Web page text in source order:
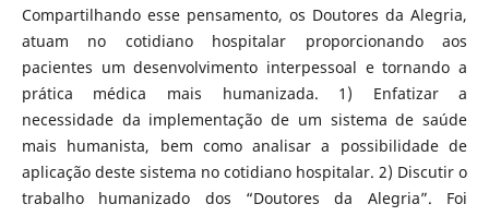
Compartilhando esse pensamento, os Doutores da Alegria,
atuam no cotidiano hospitalar proporcionando aos
pacientes um desenvolvimento interpessoal e tornando a
prática médica mais humanizada. 1) Enfatizar a
necessidade da implementação de um sistema de saúde
mais humanista, bem como analisar a possibilidade de
aplicação deste sistema no cotidiano hospitalar. 2) Discutir o
trabalho humanizado dos “Doutores da Alegria”. Foi